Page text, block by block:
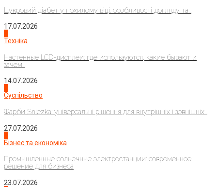
Цукровий діабет у похилому віці: особливості догляду та...
17.07.2026
Техніка
Настенные LCD-дисплеи: где используются, какие бывают и
зачем...
14.07.2026
Суспільство
Фарби Sniezka: універсальні рішення для внутрішніх і зовнішніх...
27.07.2026
Бізнес та економіка
Промышленные солнечные электростанции: современное
решение для бизнеса
23.07.2026